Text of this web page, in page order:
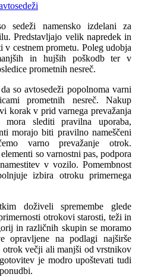
sedeži namensko izdelani za
Predstavljajo velik napredek in
cestnem prometu. Poleg udobja
in hujših poškodb ter v
prometnih nesreč.
so avtosedeži popolnoma varni
prometnih nesreč. Nakup
korak v prid varnega prevažanja
slediti pravilna uporaba,
morajo biti pravilno nameščeni
varno prevažanje otrok.
so varnostni pas, podpora
v vozilo. Pomembnost
izbira otroku primernega
doživeli spremembe glede
otrokovi starosti, teži in
in različnih skupin se moramo
opravljene na podlagi najširše
večji ali manjši od vrstnikov
je modro upoštevati tudi